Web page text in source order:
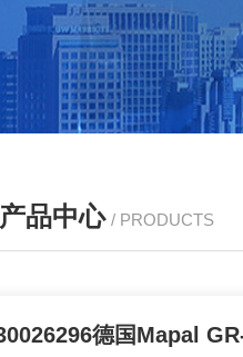
产品中心 / PRODUCTS